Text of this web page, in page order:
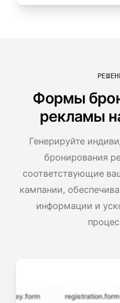
Формы
рекламы
Генерируйте
бронирования
соответствующие
кампании,
информации и
registration.form